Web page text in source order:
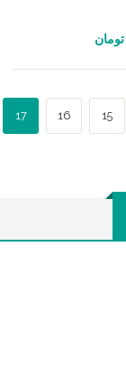
تومان
15
16
17